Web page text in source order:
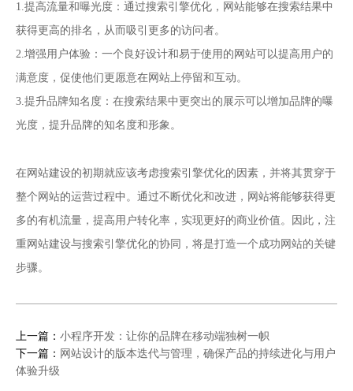
1.提高流量和曝光度：通过搜索引擎优化，网站能够在搜索结果中
获得更高的排名，从而吸引更多的访问者。
2.增强用户体验：一个良好设计和易于使用的网站可以提高用户的
满意度，促使他们更愿意在网站上停留和互动。
3.提升品牌知名度：在搜索结果中更突出的展示可以增加品牌的曝
光度，提升品牌的知名度和形象。
在网站建设的初期就应该考虑搜索引擎优化的因素，并将其贯穿于
整个网站的运营过程中。通过不断优化和改进，网站将能够获得更
多的有机流量，提高用户转化率，实现更好的商业价值。因此，注
重网站建设与搜索引擎优化的协同，将是打造一个成功网站的关键
步骤。
上一篇： 小程序开发：让你的品牌在移动端独树一帜
下一篇： 网站设计的版本迭代与管理，确保产品的持续进化与用户
体验升级